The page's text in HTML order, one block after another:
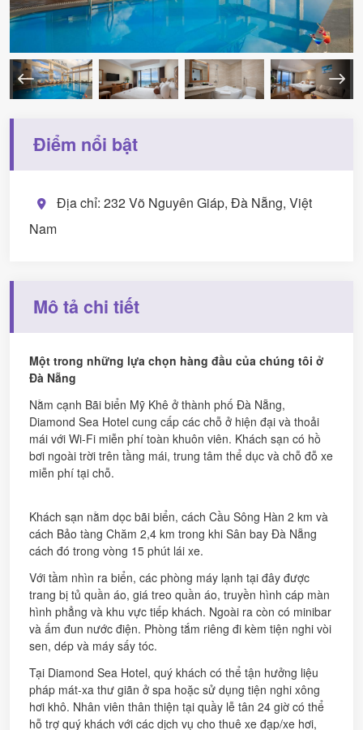
Điểm nổi bật
Địa chỉ: 232 Võ Nguyên Giáp, Đà Nẵng, Việt
Nam
Mô tả chi tiết
Một trong những lựa chọn hàng đầu của chúng tôi ở
Đà Nẵng
Nằm cạnh Bãi biển Mỹ Khê ở thành phố Đà Nẵng,
Diamond Sea Hotel cung cấp các chỗ ở hiện đại và thoải
mái với Wi-Fi miễn phí toàn khuôn viên. Khách sạn có hồ
bơi ngoài trời trên tầng mái, trung tâm thể dục và chỗ đỗ xe
miễn phí tại chỗ.
Khách sạn nằm dọc bãi biển, cách Cầu Sông Hàn 2 km và
cách Bảo tàng Chăm 2,4 km trong khi Sân bay Đà Nẵng
cách đó trong vòng 15 phút lái xe.
Với tầm nhìn ra biển, các phòng máy lạnh tại đây được
trang bị tủ quần áo, giá treo quần áo, truyền hình cáp màn
hình phẳng và khu vực tiếp khách. Ngoài ra còn có minibar
và ấm đun nước điện. Phòng tắm riêng đi kèm tiện nghi vòi
sen, dép và máy sấy tóc.
Tại Diamond Sea Hotel, quý khách có thể tận hưởng liệu
pháp mát-xa thư giãn ở spa hoặc sử dụng tiện nghi xông
hơi khô. Nhân viên thân thiện tại quầy lễ tân 24 giờ có thể
hỗ trợ quý khách với các dịch vụ cho thuê xe đạp/xe hơi,